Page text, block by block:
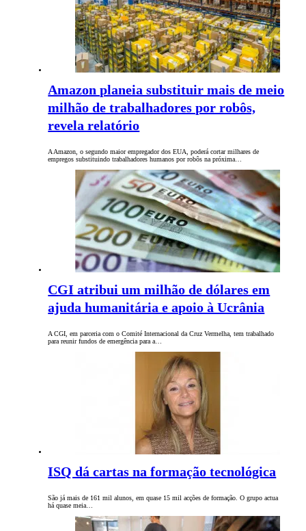
Amazon planeia substituir mais de meio
milhão de trabalhadores por robôs,
revela relatório
A Amazon, o segundo maior empregador dos EUA, poderá cortar milhares de
empregos substituindo trabalhadores humanos por robôs na próxima…
CGI atribui um milhão de dólares em
ajuda humanitária e apoio à Ucrânia
A CGI, em parceria com o Comité Internacional da Cruz Vermelha, tem trabalhado
para reunir fundos de emergência para a…
ISQ dá cartas na formação tecnológica
São já mais de 161 mil alunos, em quase 15 mil acções de formação. O grupo actua
há quase meia…